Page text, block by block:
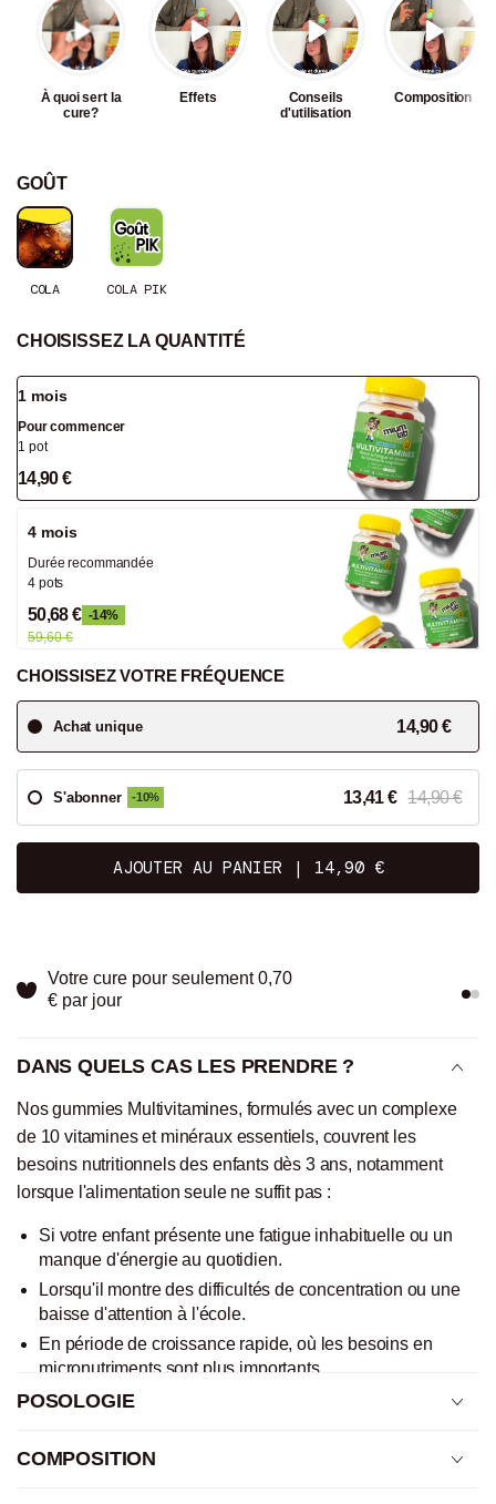
À quoi sert la
cure?
Effets
Conseils
d'utilisation
Composition
GOÛT
COLA COLA PIK
CHOISISSEZ LA QUANTITÉ
1 mois
Pour commencer
1 pot
14,90 €
4 mois
Durée recommandée
4 pots
50,68 € -14%
59,60 €
CHOISSISEZ VOTRE FRÉQUENCE
Achat unique 14,90 €
S'abonner -10% 13,41 € 14,90 €
AJOUTER AU PANIER | 14,90 €
Votre cure pour seulement0,70
€ par jour
DANS QUELS CAS LES PRENDRE ?
Nos gummies Multivitamines, formulés avec un complexe
de 10 vitamines et minéraux essentiels, couvrent les
besoins nutritionnels des enfants dès 3 ans, notamment
lorsque l'alimentation seule ne suffit pas :
Si votre enfant présente une fatigue inhabituelle ou un
manque d'énergie au quotidien.
Lorsqu'il montre des difficultés de concentration ou une
baisse d'attention à l'école.
En période de croissance rapide, où les besoins en
micronutriments sont plus importants.
Pendant les changements de saison, pour renforcer les
Si votre enfant a une alimentation sélective ou
POSOLOGIE
COMPOSITION